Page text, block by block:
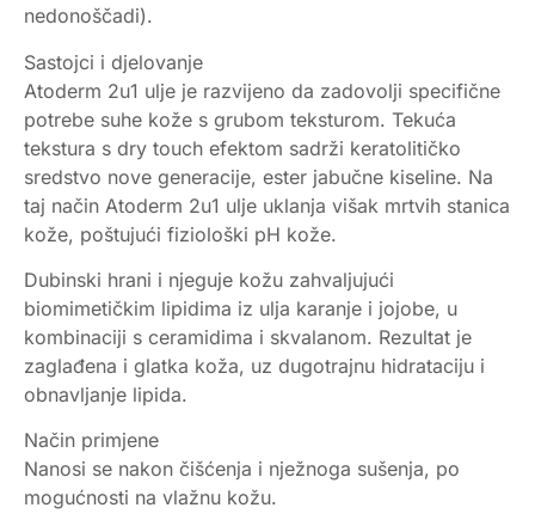
nedonoščadi).
Sastojci i djelovanje
Atoderm 2u1 ulje je razvijeno da zadovolji specifične
potrebe suhe kože s grubom teksturom. Tekuća
tekstura s dry touch efektom sadrži keratolitičko
sredstvo nove generacije, ester jabučne kiseline. Na
taj način Atoderm 2u1 ulje uklanja višak mrtvih stanica
kože, poštujući fiziološki pH kože.
Dubinski hrani i njeguje kožu zahvaljujući
biomimetičkim lipidima iz ulja karanje i jojobe, u
kombinaciji s ceramidima i skvalanom. Rezultat je
zaglađena i glatka koža, uz dugotrajnu hidrataciju i
obnavljanje lipida.
Način primjene
Nanosi se nakon čišćenja i nježnoga sušenja, po
mogućnosti na vlažnu kožu.